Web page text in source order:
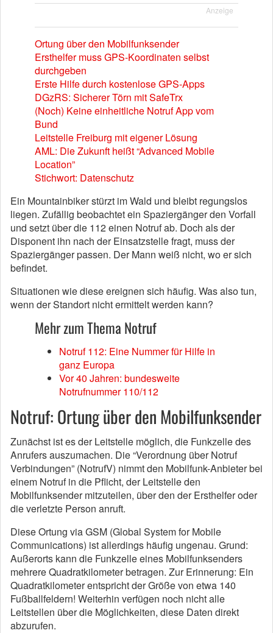
Anzeige
Ortung über den Mobilfunksender
Ersthelfer muss GPS-Koordinaten selbst
durchgeben
Erste Hilfe durch kostenlose GPS-Apps
DGzRS: Sicherer Törn mit SafeTrx
(Noch) Keine einheitliche Notruf App vom
Bund
Leitstelle Freiburg mit eigener Lösung
AML: Die Zukunft heißt “Advanced Mobile
Location”
Stichwort: Datenschutz
Ein Mountainbiker stürzt im Wald und bleibt regungslos
liegen. Zufällig beobachtet ein Spaziergänger den Vorfall
und setzt über die 112 einen Notruf ab. Doch als der
Disponent ihn nach der Einsatzstelle fragt, muss der
Spaziergänger passen. Der Mann weiß nicht, wo er sich
befindet.
Situationen wie diese ereignen sich häufig. Was also tun,
wenn der Standort nicht ermittelt werden kann?
Mehr zum Thema Notruf
Notruf 112: Eine Nummer für Hilfe in
ganz Europa
Vor 40 Jahren: bundesweite
Notrufnummer 110/112
Notruf: Ortung über den Mobilfunksender
Zunächst ist es der Leitstelle möglich, die Funkzelle des
Anrufers auszumachen. Die “Verordnung über Notruf
Verbindungen” (NotrufV) nimmt den Mobilfunk-Anbieter bei
einem Notruf in die Pflicht, der Leitstelle den
Mobilfunksender mitzuteilen, über den der Ersthelfer oder
die verletzte Person anruft.
Diese Ortung via GSM (Global System for Mobile
Communications) ist allerdings häufig ungenau. Grund:
Außerorts kann die Funkzelle eines Mobilfunksenders
mehrere Quadratkilometer betragen. Zur Erinnerung: Ein
Quadratkilometer entspricht der Größe von etwa 140
Fußballfeldern! Weiterhin verfügen noch nicht alle
Leitstellen über die Möglichkeiten, diese Daten direkt
abzurufen.